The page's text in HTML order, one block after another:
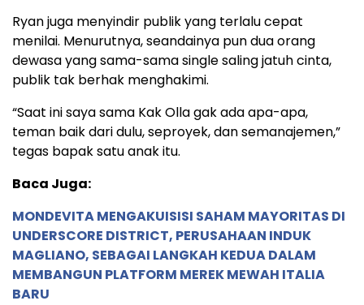
Ryan juga menyindir publik yang terlalu cepat
menilai. Menurutnya, seandainya pun dua orang
dewasa yang sama-sama single saling jatuh cinta,
publik tak berhak menghakimi.
“Saat ini saya sama Kak Olla gak ada apa-apa,
teman baik dari dulu, seproyek, dan semanajemen,”
tegas bapak satu anak itu.
Baca Juga:
MONDEVITA MENGAKUISISI SAHAM MAYORITAS DI
UNDERSCORE DISTRICT, PERUSAHAAN INDUK
MAGLIANO, SEBAGAI LANGKAH KEDUA DALAM
MEMBANGUN PLATFORM MEREK MEWAH ITALIA
BARU